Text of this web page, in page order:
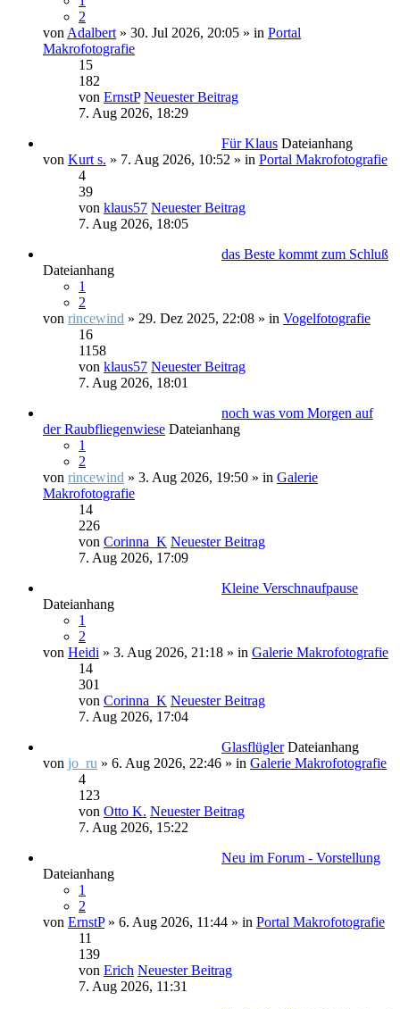
2
von Adalbert » 30. Jul 2026, 20:05 » in Portal
Makrofotografie
15
182
von ErnstP Neuester Beitrag
7. Aug 2026, 18:29
Für Klaus Dateianhang
von Kurt s. » 7. Aug 2026, 10:52 » in Portal Makrofotografie
4
39
von klaus57 Neuester Beitrag
7. Aug 2026, 18:05
das Beste kommt zum Schluß
Dateianhang
1
2
von rincewind » 29. Dez 2025, 22:08 » in Vogelfotografie
16
1158
von klaus57 Neuester Beitrag
7. Aug 2026, 18:01
noch was vom Morgen auf
der Raubfliegenwiese Dateianhang
1
2
von rincewind » 3. Aug 2026, 19:50 » in Galerie
Makrofotografie
14
226
von Corinna_K Neuester Beitrag
7. Aug 2026, 17:09
Kleine Verschnaufpause
Dateianhang
1
2
von Heidi » 3. Aug 2026, 21:18 » in Galerie Makrofotografie
14
301
von Corinna_K Neuester Beitrag
7. Aug 2026, 17:04
Glasflügler Dateianhang
von jo_ru » 6. Aug 2026, 22:46 » in Galerie Makrofotografie
4
123
von Otto K. Neuester Beitrag
7. Aug 2026, 15:22
Neu im Forum - Vorstellung
Dateianhang
1
2
von ErnstP» 6. Aug 2026, 11:44 » in Portal Makrofotografie
11
139
von Erich Neuester Beitrag
7. Aug 2026, 11:31